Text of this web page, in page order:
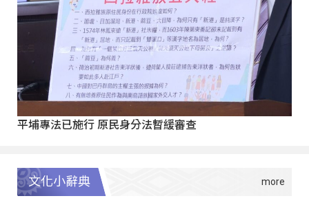
平埔專法已施行 原民身分法暫緩審查
文化小辭典